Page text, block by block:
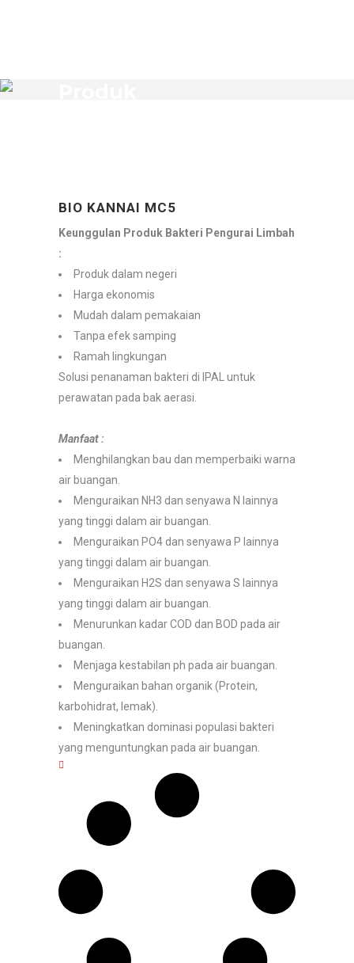
BIO KANNAI MC5
Keunggulan Produk Bakteri Pengurai Limbah
:
Produk dalam negeri
Harga ekonomis
Mudah dalam pemakaian
Tanpa efek samping
Ramah lingkungan
Solusi penanaman bakteri di IPAL untuk
perawatan pada bak aerasi.
Manfaat :
Menghilangkan bau dan memperbaiki warna
air buangan.
Menguraikan NH3 dan senyawa N lainnya
yang tinggi dalam air buangan.
Menguraikan PO4 dan senyawa P lainnya
yang tinggi dalam air buangan.
Menguraikan H2S dan senyawa S lainnya
yang tinggi dalam air buangan.
Menurunkan kadar COD dan BOD pada air
buangan.
Menjaga kestabilan ph pada air buangan.
Menguraikan bahan organik (Protein,
karbohidrat, lemak).
Meningkatkan dominasi populasi bakteri
yang menguntungkan pada air buangan.